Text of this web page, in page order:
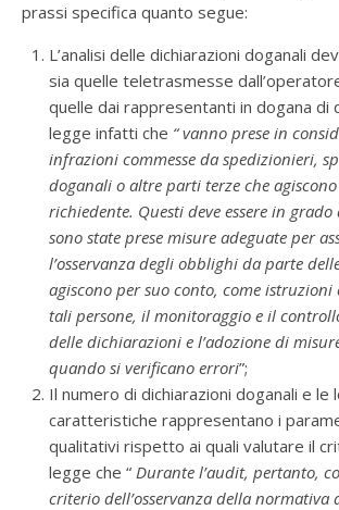
prassi specifica quanto segue:
L’analisi delle dichiarazioni doganali
sia quelle teletrasmesse
quelle dai rappresentanti in dogana di
legge infatti che “ vanno prese in
infrazioni commesse da spedizionieri,
doganali o altre parti terze che
richiedente. Questi deve essere in
sono state prese misure adeguate per
l’osservanza degli obblighi da parte
agiscono per suo conto, come
tali persone, il monitoraggio e il
delle dichiarazioni e l’adozione di
quando si verificano errori”;
Il numero di dichiarazioni doganali e le
caratteristiche rappresentano i
qualitativi rispetto ai quali valutare il
legge che “ Durante l’audit, pertanto,
criterio dell’osservanza della normativa